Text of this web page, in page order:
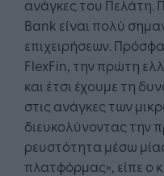
ανάγκες του Πελάτη.
Bank είναι πολύ
επιχειρήσεων.
FlexFin, την πρώτη
και έτσι έχουμε τη
στις ανάγκες των
διευκολύνοντας την
ρευστότητα μέσω
πλατφόρμας», είπε ο